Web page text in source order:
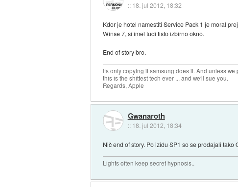
:: 18. jul 2012, 18:32
Kdor je hotel namestiti Service Pack 1 je moral
Winse 7, si imel tudi tisto izbirno okno.
End of story bro.
Its only copying if samsung does it. And unless we
this is the shittest tech ever ... and we'll sue you.
Regards, Apple
Gwanaroth
:: 18. jul 2012, 18:34
Nič end of story. Po izidu SP1 so se prodajali
Lights often keep secret hypnosis..